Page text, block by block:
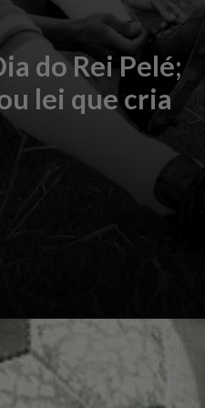
do Rei Pelé;
lei que cria